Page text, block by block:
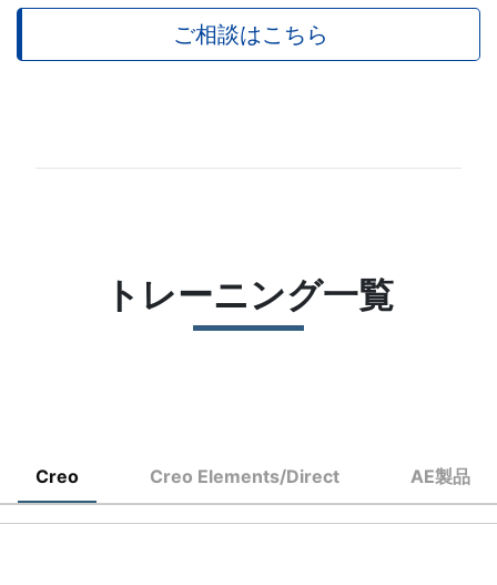
ご相談はこちら
トレーニング一覧
Creo Creo Elements/Direct AE製品